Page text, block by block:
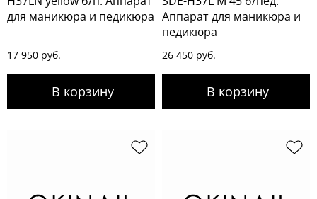
для маникюра и педикюра
17 950 руб.
Аппарат для маникюра и
педикюра
26 450 руб.